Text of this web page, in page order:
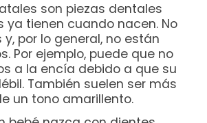
son piezas dentales
ya tienen cuando nacen. No
por lo general, no están
Por ejemplo, puede que no
a la encía debido a que su
También suelen ser más
un tono amarillento.